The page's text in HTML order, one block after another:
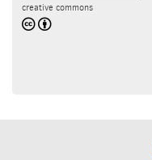
creative commons